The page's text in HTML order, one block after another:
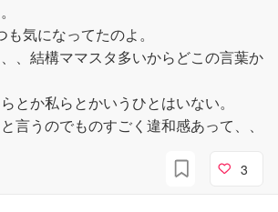
人に絡むだけ無駄
気になってたのよ。
、結構ママスタ多いからどこの言葉か
とか私らとかいうひとはいない。
言うのでものすごく違和感あって、、
3